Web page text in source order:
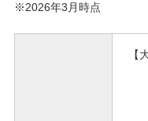
※2026年3月時点
【